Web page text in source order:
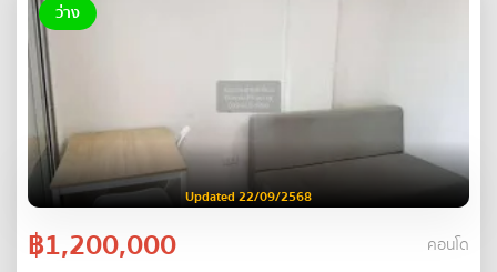
ว่าง
Updated 22/09/2568
฿1,200,000 คอนโด